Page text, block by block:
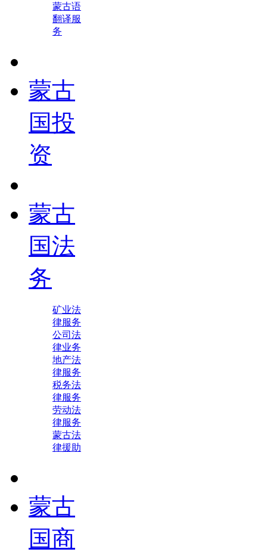
蒙古语
翻译服
务
蒙古
国投
资
蒙古
国法
务
矿业法
律服务
公司法
律业务
地产法
律服务
税务法
律服务
劳动法
律服务
蒙古法
律援助
蒙古
国商